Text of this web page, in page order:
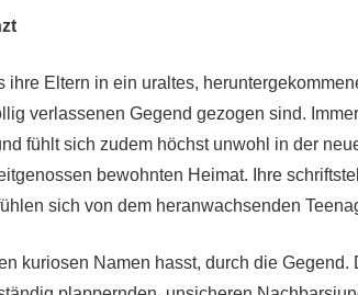
ihre Eltern in ein uraltes,
verlassenen Gegend gezogen sind.
fühlt sich zudem höchst unwohl in der
bewohnten Heimat. Ihre
sich von dem heranwachsenden
kuriosen Namen hasst, durch die Gegend.